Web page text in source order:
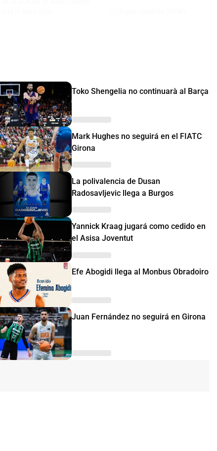
Toko Shengelia no continuarà al Barça
Mark Hughes no seguirá en el FIATC
Girona
La polivalencia de Dusan
Radosavljevic llega a Burgos
Yannick Kraag jugará como cedido en
el Asisa Joventut
Efe Abogidi llega al Monbus Obradoiro
Juan Fernández no seguirá en Girona